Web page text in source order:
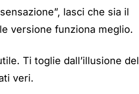
lasci che sia il
versione funziona meglio.
Ti toglie dall’illusione del
veri.